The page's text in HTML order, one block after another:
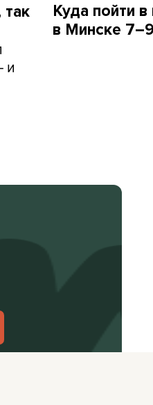
и
Куда пойти
в Минске